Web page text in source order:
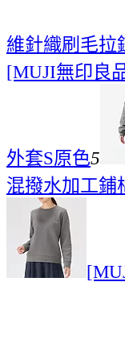
維針織刷毛拉
[MUJI無印良
外套S原色5
混撥水加工鋪